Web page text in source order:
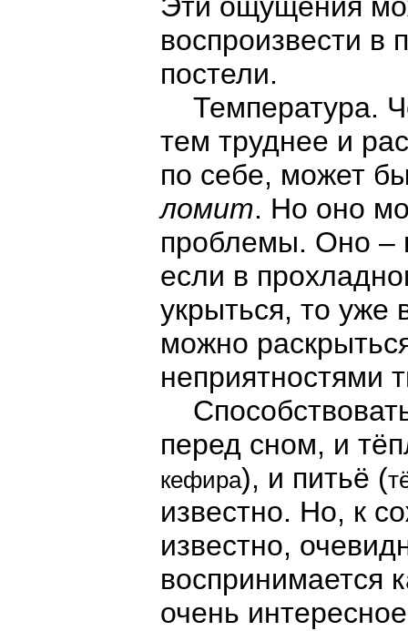
Эти ощущения
воспроизвести в
постели.
Температура.
тем труднее и
по себе, может
ломит. Но оно
проблемы. Оно –
если в
укрыться, то уже
можно
неприятностями
перед сном, и
кефира), и питьё (
известно. Но, к
известно,
воспринимается
очень